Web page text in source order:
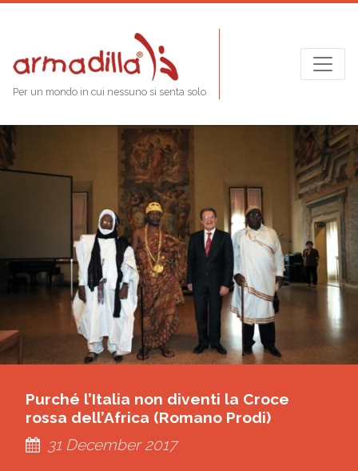
Per un mondo in cui nessuno si senta solo
Purché l’Italia non diventi la Croce
rossa dell’Africa (Romano Prodi)
31 December 2017